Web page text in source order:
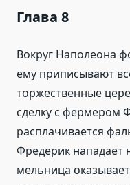
Глава 8
Вокруг Наполеона
ему приписывают
торжественные
сделку с фермером
расплачивается
Фредерик нападает
мельница